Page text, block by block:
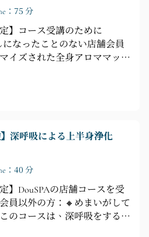
って最適な選択肢となりま
サージのポイント】►筋肉
張の緩和 ►英国王室妊婦ス
腰のマッサージ ❷ 肩と首の
サージ ❹ 胸のマッサージ ❺
：75 分
】コース受講のために
になったことのない店舗会員
イズされた全身アロママッサ
。【コース内容】プロによる
ワー ► フラワーカードカウン
ラクゼーション ► 全身前
】深呼吸による上半身浄化
：40 分
】DouSPAの店舗コースを受
員以外の方：🔸めまいがして
のコースは、深呼吸をするの
スのハイライト】プロによる